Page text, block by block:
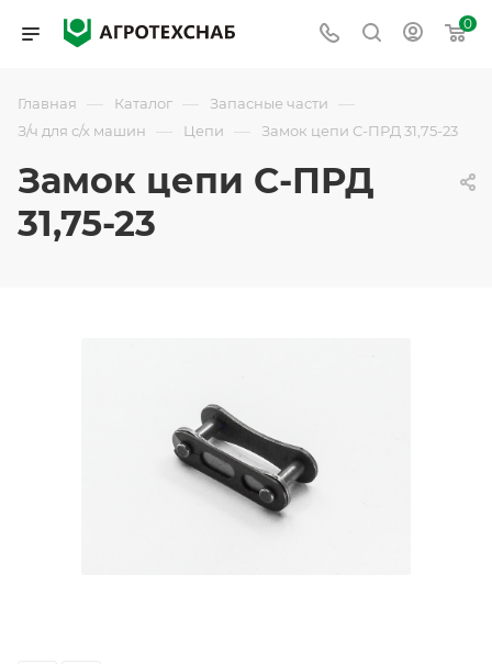
0
Главная — Каталог — Запасные части —
З/ч для с/х машин — Цепи — Замок цепи С-ПРД 31,75-23
Замок цепи С-ПРД
31,75-23